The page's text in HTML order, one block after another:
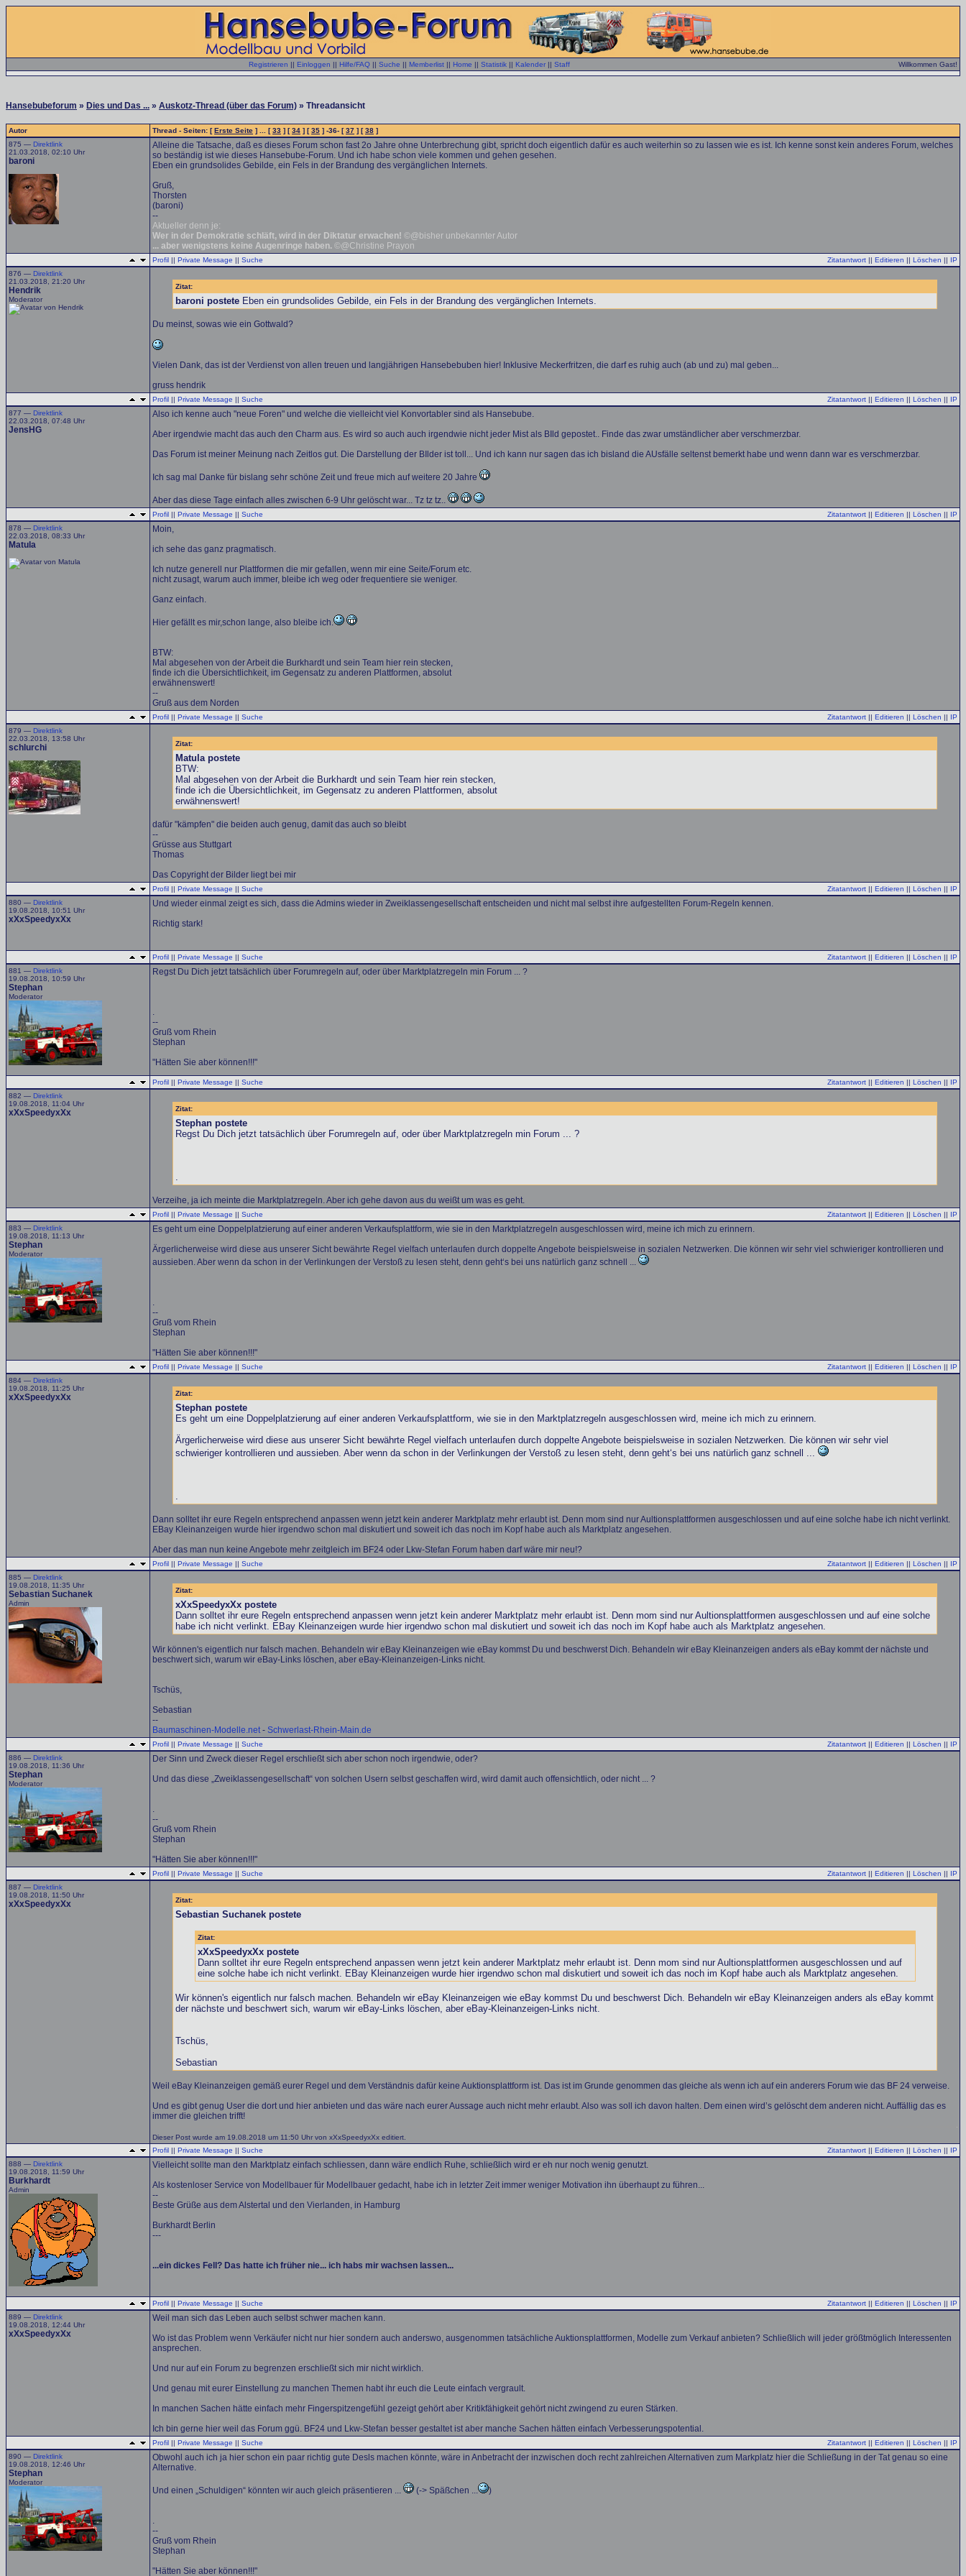
Registrieren || Einloggen || Hilfe/FAQ || Suche || Memberlist || Home || Statistik || Kalender || Staff Willkommen Gast!
Hansebubeforum » Dies und Das ... » Auskotz-Thread (über das Forum) » Threadansicht
Autor Thread - Seiten: [Erste Seite ] ... [33 ] [34 ] [35 ] -36- [37 ] [38 ]
875 — Direktlink
21.03.2018, 02:10 Uhr
baroni
Alleine die Tatsache, daß es dieses Forum schon fast 2o Jahre ohne Unterbrechung gibt, spricht doch eigentlich dafür es auch weiterhin so zu lassen wie es ist. Ich kenne sonst kein anderes Forum, welches
so beständig ist wie dieses Hansebube-Forum. Und ich habe schon viele kommen und gehen gesehen.
Eben ein grundsolides Gebilde, ein Fels in der Brandung des vergänglichen Internets.
Gruß,
Thorsten
(baroni)
--
Aktueller denn je:
Wer in der Demokratie schläft, wird in der Diktatur erwachen! ©@bisher unbekannter Autor
... aber wenigstens keine Augenringe haben. ©@Christine Prayon
Profil || Private Message || Suche Zitatantwort || Editieren || Löschen || IP
876 — Direktlink
21.03.2018, 21:20 Uhr
Hendrik
Moderator
Zitat:
baroni postete Eben ein grundsolides Gebilde, ein Fels in der Brandung des vergänglichen Internets.
Du meinst, sowas wie ein Gottwald?
Vielen Dank, das ist der Verdienst von allen treuen und langjährigen Hansebebuben hier! Inklusive Meckerfritzen, die darf es ruhig auch (ab und zu) mal geben...
gruss hendrik
Profil || Private Message || Suche Zitatantwort || Editieren || Löschen || IP
877 — Direktlink
22.03.2018, 07:48 Uhr
JensHG
Also ich kenne auch "neue Foren" und welche die vielleicht viel Konvortabler sind als Hansebube.
Aber irgendwie macht das auch den Charm aus. Es wird so auch auch irgendwie nicht jeder Mist als BIld gepostet.. Finde das zwar umständlicher aber verschmerzbar.
Das Forum ist meiner Meinung nach Zeitlos gut. Die Darstellung der BIlder ist toll... Und ich kann nur sagen das ich bisland die AUsfälle seltenst bemerkt habe und wenn dann war es verschmerzbar.
Ich sag mal Danke für bislang sehr schöne Zeit und freue mich auf weitere 20 Jahre
Aber das diese Tage einfach alles zwischen 6-9 Uhr gelöscht war... Tz tz tz..
Profil || Private Message || Suche Zitatantwort || Editieren || Löschen || IP
878 — Direktlink
22.03.2018, 08:33 Uhr
Matula
Moin,
ich sehe das ganz pragmatisch.
Ich nutze generell nur Plattformen die mir gefallen, wenn mir eine Seite/Forum etc.
nicht zusagt, warum auch immer, bleibe ich weg oder frequentiere sie weniger.
Ganz einfach.
Hier gefällt es mir,schon lange, also bleibe ich.
BTW:
Mal abgesehen von der Arbeit die Burkhardt und sein Team hier rein stecken,
finde ich die Übersichtlichkeit, im Gegensatz zu anderen Plattformen, absolut
erwähnenswert!
--
Gruß aus dem Norden
Profil || Private Message || Suche Zitatantwort || Editieren || Löschen || IP
879 — Direktlink
22.03.2018, 13:58 Uhr
schlurchi Zitat:
Matula postete
BTW:
Mal abgesehen von der Arbeit die Burkhardt und sein Team hier rein stecken,
finde ich die Übersichtlichkeit, im Gegensatz zu anderen Plattformen, absolut
erwähnenswert!
dafür "kämpfen" die beiden auch genug, damit das auch so bleibt
--
Grüsse aus Stuttgart
Thomas
Das Copyright der Bilder liegt bei mir
Profil || Private Message || Suche Zitatantwort || Editieren || Löschen || IP
880 — Direktlink
19.08.2018, 10:51 Uhr
xXxSpeedyxXx
Und wieder einmal zeigt es sich, dass die Admins wieder in Zweiklassengesellschaft entscheiden und nicht mal selbst ihre aufgestellten Forum-Regeln kennen.
Richtig stark!
Profil || Private Message || Suche Zitatantwort || Editieren || Löschen || IP
881 — Direktlink
19.08.2018, 10:59 Uhr
Stephan
Moderator
Regst Du Dich jetzt tatsächlich über Forumregeln auf, oder über Marktplatzregeln min Forum ... ?
.
--
Gruß vom Rhein
Stephan
"Hätten Sie aber können!!!"
Profil || Private Message || Suche Zitatantwort || Editieren || Löschen || IP
882 — Direktlink
19.08.2018, 11:04 Uhr
xXxSpeedyxXx Zitat:
Stephan postete
Regst Du Dich jetzt tatsächlich über Forumregeln auf, oder über Marktplatzregeln min Forum ... ?
.
Verzeihe, ja ich meinte die Marktplatzregeln. Aber ich gehe davon aus du weißt um was es geht.
Profil || Private Message || Suche Zitatantwort || Editieren || Löschen || IP
883 — Direktlink
19.08.2018, 11:13 Uhr
Stephan
Moderator
Es geht um eine Doppelplatzierung auf einer anderen Verkaufsplattform, wie sie in den Marktplatzregeln ausgeschlossen wird, meine ich mich zu erinnern.
Ärgerlicherweise wird diese aus unserer Sicht bewährte Regel vielfach unterlaufen durch doppelte Angebote beispielsweise in sozialen Netzwerken. Die können wir sehr viel schwieriger kontrollieren und
aussieben. Aber wenn da schon in der Verlinkungen der Verstoß zu lesen steht, denn geht‘s bei uns natürlich ganz schnell ...
.
--
Gruß vom Rhein
Stephan
"Hätten Sie aber können!!!"
Profil || Private Message || Suche Zitatantwort || Editieren || Löschen || IP
884 — Direktlink
19.08.2018, 11:25 Uhr
xXxSpeedyxXx Zitat:
Stephan postete
Es geht um eine Doppelplatzierung auf einer anderen Verkaufsplattform, wie sie in den Marktplatzregeln ausgeschlossen wird, meine ich mich zu erinnern.
Ärgerlicherweise wird diese aus unserer Sicht bewährte Regel vielfach unterlaufen durch doppelte Angebote beispielsweise in sozialen Netzwerken. Die können wir sehr viel
schwieriger kontrollieren und aussieben. Aber wenn da schon in der Verlinkungen der Verstoß zu lesen steht, denn geht‘s bei uns natürlich ganz schnell ...
.
Dann solltet ihr eure Regeln entsprechend anpassen wenn jetzt kein anderer Marktplatz mehr erlaubt ist. Denn mom sind nur Aultionsplattformen ausgeschlossen und auf eine solche habe ich nicht verlinkt.
EBay Kleinanzeigen wurde hier irgendwo schon mal diskutiert und soweit ich das noch im Kopf habe auch als Marktplatz angesehen.
Aber das man nun keine Angebote mehr zeitgleich im BF24 oder Lkw-Stefan Forum haben darf wäre mir neu!?
Profil || Private Message || Suche Zitatantwort || Editieren || Löschen || IP
885 — Direktlink
19.08.2018, 11:35 Uhr
Sebastian Suchanek
Admin
Zitat:
xXxSpeedyxXx postete
Dann solltet ihr eure Regeln entsprechend anpassen wenn jetzt kein anderer Marktplatz mehr erlaubt ist. Denn mom sind nur Aultionsplattformen ausgeschlossen und auf eine solche
habe ich nicht verlinkt. EBay Kleinanzeigen wurde hier irgendwo schon mal diskutiert und soweit ich das noch im Kopf habe auch als Marktplatz angesehen.
Wir können's eigentlich nur falsch machen. Behandeln wir eBay Kleinanzeigen wie eBay kommst Du und beschwerst Dich. Behandeln wir eBay Kleinanzeigen anders als eBay kommt der nächste und
beschwert sich, warum wir eBay-Links löschen, aber eBay-Kleinanzeigen-Links nicht.
Tschüs,
Sebastian
--
Baumaschinen-Modelle.net- Schwerlast-Rhein-Main.de
Profil || Private Message || Suche Zitatantwort || Editieren || Löschen || IP
886 — Direktlink
19.08.2018, 11:36 Uhr
Stephan
Moderator
Der Sinn und Zweck dieser Regel erschließt sich aber schon noch irgendwie, oder?
Und das diese „Zweiklassengesellschaft“ von solchen Usern selbst geschaffen wird, wird damit auch offensichtlich, oder nicht ... ?
.
--
Gruß vom Rhein
Stephan
"Hätten Sie aber können!!!"
Profil || Private Message || Suche Zitatantwort || Editieren || Löschen || IP
887 — Direktlink
19.08.2018, 11:50 Uhr
xXxSpeedyxXx Zitat:
Sebastian Suchanek postete
Zitat:
xXxSpeedyxXx postete
Dann solltet ihr eure Regeln entsprechend anpassen wenn jetzt kein anderer Marktplatz mehr erlaubt ist. Denn mom sind nur Aultionsplattformen ausgeschlossen und auf
eine solche habe ich nicht verlinkt. EBay Kleinanzeigen wurde hier irgendwo schon mal diskutiert und soweit ich das noch im Kopf habe auch als Marktplatz angesehen.
Wir können's eigentlich nur falsch machen. Behandeln wir eBay Kleinanzeigen wie eBay kommst Du und beschwerst Dich. Behandeln wir eBay Kleinanzeigen anders als eBay kommt
der nächste und beschwert sich, warum wir eBay-Links löschen, aber eBay-Kleinanzeigen-Links nicht.
Tschüs,
Sebastian
Weil eBay Kleinanzeigen gemäß eurer Regel und dem Verständnis dafür keine Auktionsplattform ist. Das ist im Grunde genommen das gleiche als wenn ich auf ein anderers Forum wie das BF 24 verweise.
Und es gibt genug User die dort und hier anbieten und das wäre nach eurer Aussage auch nicht mehr erlaubt. Also was soll ich davon halten. Dem einen wird’s gelöscht dem anderen nicht. Auffällig das es
immer die gleichen trifft!
Dieser Post wurde am 19.08.2018 um 11:50 Uhr von xXxSpeedyxXx editiert.
Profil || Private Message || Suche Zitatantwort || Editieren || Löschen || IP
888 — Direktlink
19.08.2018, 11:59 Uhr
Burkhardt
Admin
Vielleicht sollte man den Marktplatz einfach schliessen, dann wäre endlich Ruhe, schließlich wird er eh nur noch wenig genutzt.
Als kostenloser Service von Modellbauer für Modellbauer gedacht, habe ich in letzter Zeit immer weniger Motivation ihn überhaupt zu führen...
--
Beste Grüße aus dem Alstertal und den Vierlanden, in Hamburg
Burkhardt Berlin
---
...ein dickes Fell? Das hatte ich früher nie... ich habs mir wachsen lassen...
Profil || Private Message || Suche Zitatantwort || Editieren || Löschen || IP
889 — Direktlink
19.08.2018, 12:44 Uhr
xXxSpeedyxXx
Weil man sich das Leben auch selbst schwer machen kann.
Wo ist das Problem wenn Verkäufer nicht nur hier sondern auch anderswo, ausgenommen tatsächliche Auktionsplattformen, Modelle zum Verkauf anbieten? Schließlich will jeder größtmöglich Interessenten
ansprechen.
Und nur auf ein Forum zu begrenzen erschließt sich mir nicht wirklich.
Und genau mit eurer Einstellung zu manchen Themen habt ihr euch die Leute einfach vergrault.
In manchen Sachen hätte einfach mehr Fingerspitzengefühl gezeigt gehört aber Kritikfähigkeit gehört nicht zwingend zu euren Stärken.
Ich bin gerne hier weil das Forum ggü. BF24 und Lkw-Stefan besser gestaltet ist aber manche Sachen hätten einfach Verbesserungspotential.
Profil || Private Message || Suche Zitatantwort || Editieren || Löschen || IP
890 — Direktlink
19.08.2018, 12:46 Uhr
Stephan
Moderator
Obwohl auch ich ja hier schon ein paar richtig gute Desls machen könnte, wäre in Anbetracht der inzwischen doch recht zahlreichen Alternativen zum Markplatz hier die Schließung in der Tat genau so eine
Alternative.
Und einen „Schuldigen“ könnten wir auch gleich präsentieren ... (-> Späßchen ... )
.
--
Gruß vom Rhein
Stephan
"Hätten Sie aber können!!!"